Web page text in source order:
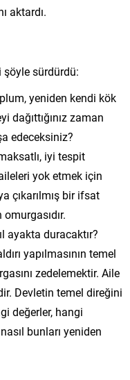
aktardı.
şöyle sürdürdü:
yeniden kendi kök
dağıttığınız zaman
edeceksiniz?
iyi tespit
yok etmek için
çıkarılmış bir ifsat
ayakta duracaktır?
yapılmasının temel
zedelemektir. Aile
Devletin temel direğini
değerler, hangi
bunları yeniden